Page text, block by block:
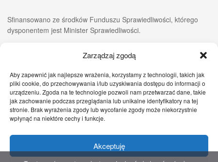
Zarządzaj zgodą
Aby zapewnić jak najlepsze wrażenia, korzystamy z technologii, takich jak
pliki cookie, do przechowywania i/lub uzyskiwania dostępu do informacji o
urządzeniu. Zgoda na te technologie pozwoli nam przetwarzać dane, takie
jak zachowanie podczas przeglądania lub unikalne identyfikatory na tej
stronie. Brak wyrażenia zgody lub wycofanie zgody może niekorzystnie
wpłynąć na niektóre cechy i funkcje.
Akceptuję
Sfinansowano ze środków Funduszu Sprawiedliwości, którego
dysponentem jest Minister Sprawiedliwości.
Zgłoś nam! Szczecińskie Wiadomości Sport
Zdrowie